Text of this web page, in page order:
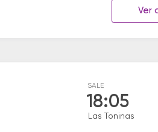
Ver
SALE
18:05
Las Toninas